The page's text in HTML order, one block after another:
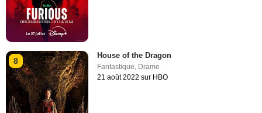
8
House of the Dragon
Fantastique Drame
21 août 2022 sur HBO